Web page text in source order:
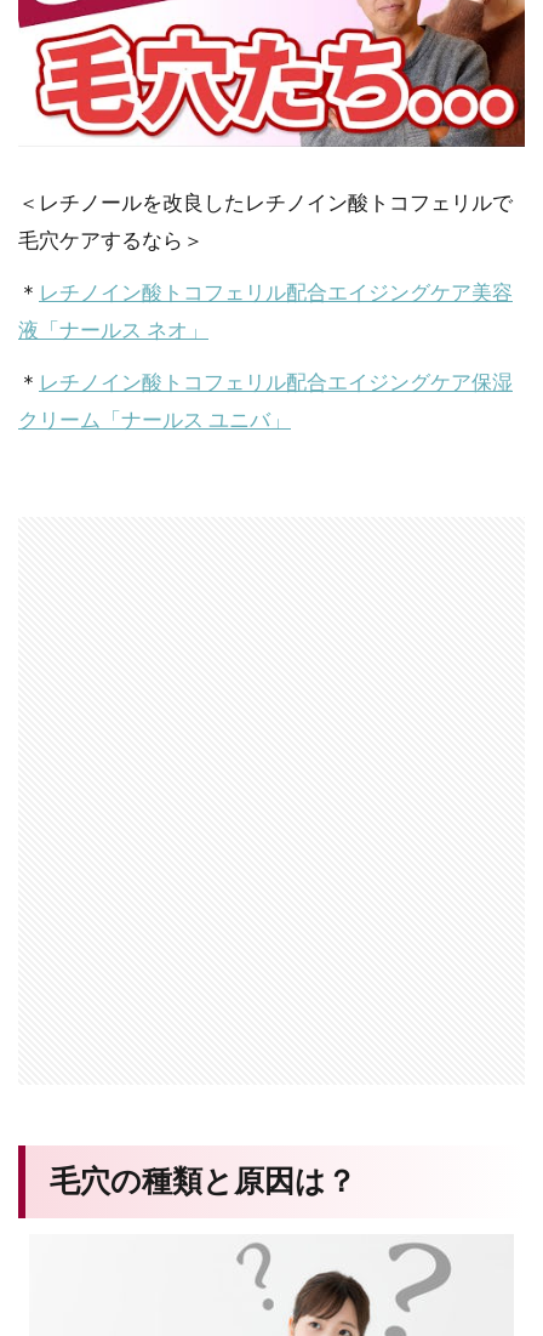
＜レチノールを改良したレチノイン酸トコフェリルで
毛穴ケアするなら＞
＊ レチノイン酸トコフェリル配合エイジングケア美容
液「ナールス ネオ」
＊ レチノイン酸トコフェリル配合エイジングケア保湿
クリーム「ナールス ユニバ」
毛穴の種類と原因は？